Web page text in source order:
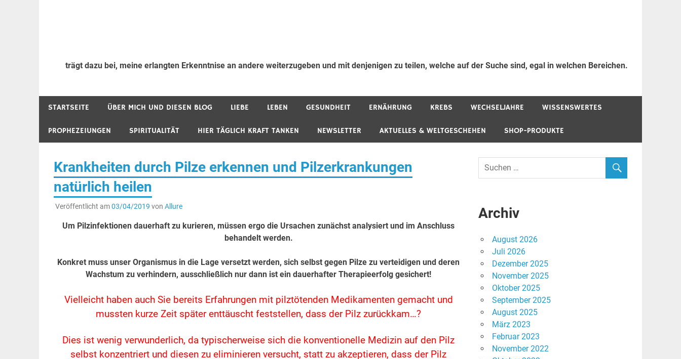
trägt dazu bei, meine erlangten Erkenntnise an andere weiterzugeben und mit denjenigen zu teilen, welche auf der Suche sind, egal in welchen Bereichen.
STARTSEITE ÜBER MICH UND DIESEN BLOG LIEBE LEBEN GESUNDHEIT ERNÄHRUNG KREBS WECHSELJAHRE WISSENSWERTES
PROPHEZEIUNGEN SPIRITUALITÄT HIER TÄGLICH KRAFT TANKEN NEWSLETTER AKTUELLES & WELTGESCHEHEN SHOP-PRODUKTE
Krankheiten durch Pilze erkennen und Pilzerkrankungen
natürlich heilen
Veröffentlicht am03/04/2019 von Allure
Um Pilzinfektionen dauerhaft zu kurieren, müssen ergo die Ursachen zunächst analysiert und im Anschluss
behandelt werden.
Konkret muss unser Organismus in die Lage versetzt werden, sich selbst gegen Pilze zu verteidigen und deren
Wachstum zu verhindern, ausschließlich nur dann ist ein dauerhafter Therapieerfolg gesichert!
Vielleicht haben auch Sie bereits Erfahrungen mit pilztötenden Medikamenten gemacht und
mussten kurze Zeit später enttäuscht feststellen, dass der Pilz zurückkam…?
Dies ist wenig verwunderlich, da typischerweise sich die konventionelle Medizin auf den Pilz
selbst konzentriert und diesen zu eliminieren versucht, statt zu akzeptieren, dass der Pilz
Archiv
August 2026
Juli 2026
Dezember 2025
November 2025
Oktober 2025
September 2025
August 2025
März 2023
Februar 2023
November 2022